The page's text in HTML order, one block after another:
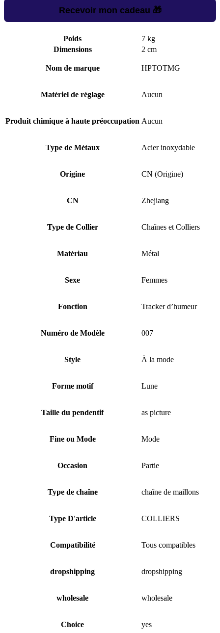
Recevoir mon cadeau 🎁
Poids
7 kg
Dimensions
2 cm
Nom de marque HPTOTMG
Matériel de réglage Aucun
Produit chimique à haute préoccupation Aucun
Type de Métaux Acier inoxydable
Origine CN (Origine)
CN Zhejiang
Type de Collier Chaînes et Colliers
Matériau Métal
Sexe Femmes
Fonction Tracker d’humeur
Numéro de Modèle 007
Style À la mode
Forme motif Lune
Taille du pendentif as picture
Fine ou Mode Mode
Occasion Partie
Type de chaîne chaîne de maillons
Type D'article COLLIERS
Compatibilité Tous compatibles
dropshipping dropshipping
wholesale wholesale
Choice yes